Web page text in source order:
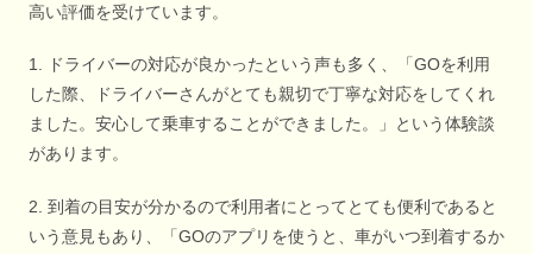
高い評価を受けています。
1. ドライバーの対応が良かったという声も多く、「GOを利用
した際、ドライバーさんがとても親切で丁寧な対応をしてくれ
ました。安心して乗車することができました。」という体験談
があります。
2. 到着の目安が分かるので利用者にとってとても便利であると
いう意見もあり、「GOのアプリを使うと、車がいつ到着するか